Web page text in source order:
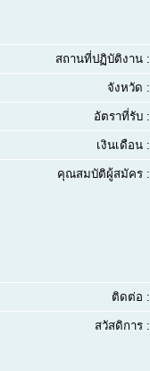
สถานที่ปฏิบัติงาน :
จังหวัด :
อัตราที่รับ :
เงินเดือน :
คุณสมบัติผู้สมัคร :
ติดต่อ :
สวัสดิการ :